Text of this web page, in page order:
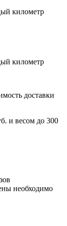
километр
километр
доставки
и весом до 300
необходимо